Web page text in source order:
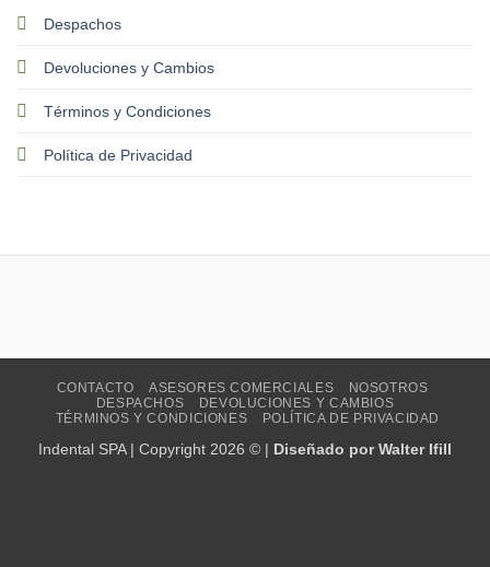
Despachos
Devoluciones y Cambios
Términos y Condiciones
Política de Privacidad
CONTACTO ASESORES COMERCIALES
NOSOTROS
DESPACHOS
DEVOLUCIONES Y CAMBIOS
TÉRMINOS Y CONDICIONES
POLÍTICA DE PRIVACIDAD
Indental SPA | Copyright 2026 © | Diseñado por Walter Ifill